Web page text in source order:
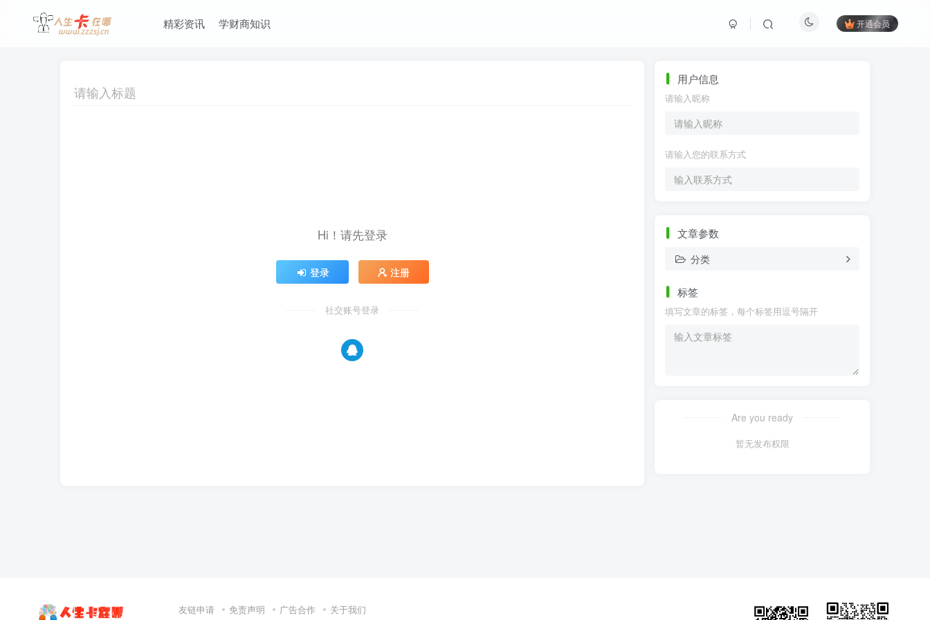
精彩资讯 学财商知识 开通会员
Hi！请先登录
登录 注册
社交账号登录
用户信息
请输入昵称
请输入您的联系方式
文章参数
分类
标签
填写文章的标签，每个标签用逗号隔开
Are you ready
暂无发布权限
友链申请 免责声明 广告合作 关于我们